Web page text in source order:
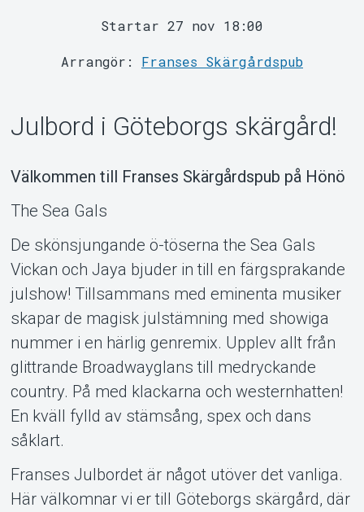
Om Tickster
Startar 27 nov 18:00
Arrangör: Franses Skärgårdspub
Julbord i Göteborgs skärgård!
Välkommen till Franses Skärgårdspub på Hönö
The Sea Gals
De skönsjungande ö-töserna the Sea Gals
Vickan och Jaya bjuder in till en färgsprakande
julshow! Tillsammans med eminenta musiker
skapar de magisk julstämning med showiga
nummer i en härlig genremix. Upplev allt från
glittrande Broadwayglans till medryckande
country. På med klackarna och westernhatten!
En kväll fylld av stämsång, spex och dans
såklart.
Franses Julbordet är något utöver det vanliga.
Här välkomnar vi er till Göteborgs skärgård, där